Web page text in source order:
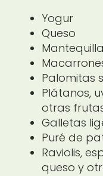
Yogur
Queso
Palomitas
Plátanos,
otras
Galletas
Puré de
Raviolis,
queso y